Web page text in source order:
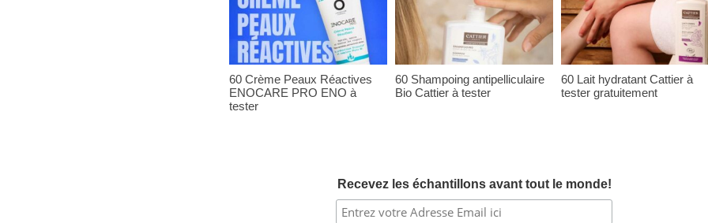
60 Crème Peaux Réactives
ENOCARE PRO ENO à
tester
60 Shampoing antipelliculaire
Bio Cattier à tester
60 Lait hydratant Cattier à
tester gratuitement
Recevez les échantillons avant tout le monde!